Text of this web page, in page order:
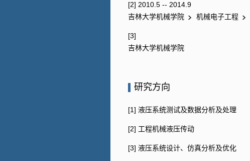
[2] 2010.5 -- 2014.9
吉林大学机械学院
机械电子工程
[3]
吉林大学机械学院
研究方向
[1] 液压系统测试及数据分析及处理
[2] 工程机械液压传动
[3] 液压系统设计、仿真分析及优化